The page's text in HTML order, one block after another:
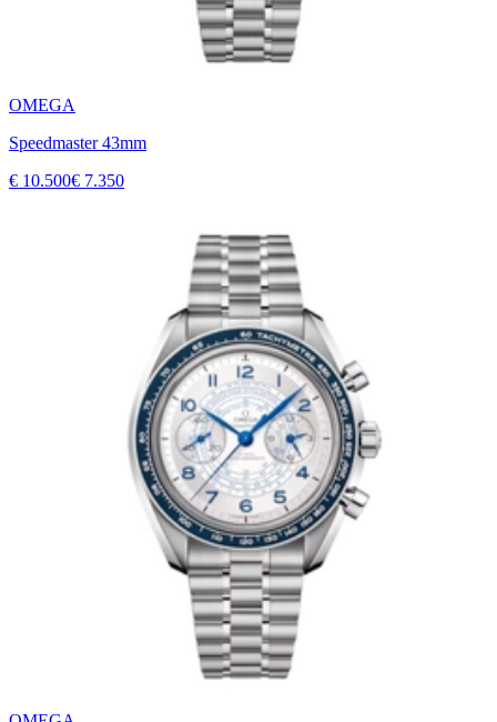
OMEGA
Speedmaster 43mm
€ 10.500€ 7.350